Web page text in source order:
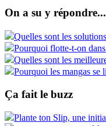
On a su y répondre...
Quelles sont les
Pourquoi flotte-t-on
Quelles sont les
Pourquoi les mangas se
Ça fait le buzz
Plante ton Slip, une